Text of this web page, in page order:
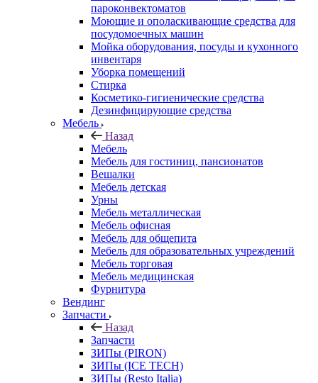
пароконвектоматов
Моющие и ополаскивающие средства для
посудомоечных машин
Мойка оборудования, посуды и кухонного
инвентаря
Уборка помещений
Стирка
Косметико-гигиенические средства
Дезинфицирующие средства
Мебель
Назад
Мебель
Мебель для гостиниц, пансионатов
Вешалки
Мебель детская
Урны
Мебель металлическая
Мебель офисная
Мебель для общепита
Мебель для образовательных учреждений
Мебель торговая
Мебель медицинская
Фурнитура
Вендинг
Запчасти
Назад
Запчасти
ЗИПы (PIRON)
ЗИПы (ICE TECH)
ЗИПы (Resto Italia)